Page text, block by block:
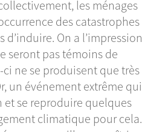
les ménages
des catastrophes
On a l’impression
seront pas témoins de
ne se produisent que très
un événement extrême qui
se reproduire quelques
climatique pour cela.